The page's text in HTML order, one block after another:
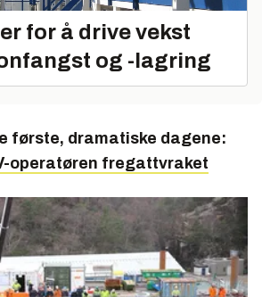
for å drive vekst
og -lagring
første, dramatiske dagene:
operatøren fregattvraket